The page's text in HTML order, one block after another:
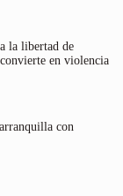
la libertad de
en violencia
con